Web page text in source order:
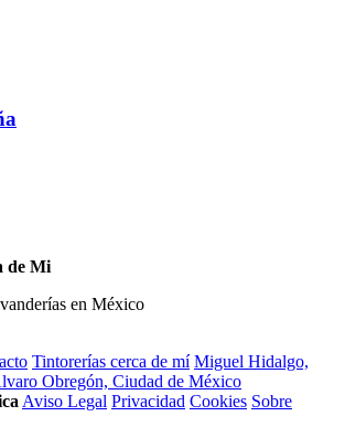
de Mi
en México
Tintorerías cerca de mí Miguel Hidalgo,
Obregón, Ciudad de México
Aviso Legal Privacidad Cookies Sobre